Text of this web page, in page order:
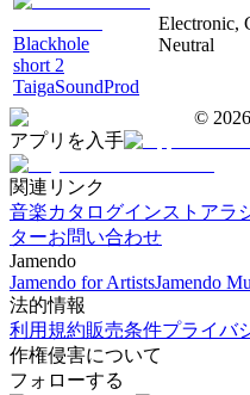
Blackhole
short 2
TaigaSoundProd
Electronic,
Neutral
© 2026
アプリを入手
関連リンク
音楽カタログインストアラ
ターお問い合わせ
Jamendo
Jamendo for ArtistsJamendo
法的情報
利用規約販売条件プライバ
作権侵害について
フォローする